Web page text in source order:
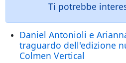
Ti potrebbe
Daniel Antonioli e
traguardo dell'edizione
Colmen Vertical